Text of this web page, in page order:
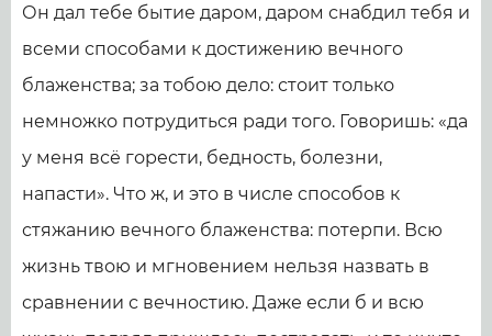
Он дал тебе бытие даром, даром снабдил тебя и
всеми способами к достижению вечного
блаженства; за тобою дело: стоит только
немножко потрудиться ради того. Говоришь: «да
у меня всё горести, бедность, болезни,
напасти». Что ж, и это в числе способов к
стяжанию вечного блаженства: потерпи. Всю
жизнь твою и мгновением нельзя назвать в
сравнении с вечностию. Даже если б и всю